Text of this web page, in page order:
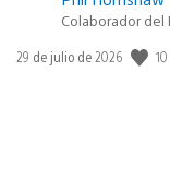
Colaborador
Fecha
29 de julio de 2026 10